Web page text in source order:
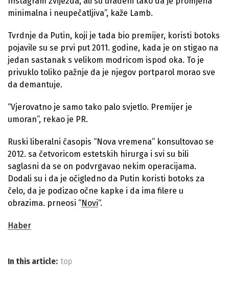
minimalna i neupečatljiva”, kaže Lamb.
Tvrdnje da Putin, koji je tada bio premijer, koristi botoks
pojavile su se prvi put 2011. godine, kada je on stigao na
jedan sastanak s velikom modricom ispod oka. To je
privuklo toliko pažnje da je njegov portparol morao sve
da demantuje.
“Vjerovatno je samo tako palo svjetlo. Premijer je
umoran”, rekao je PR.
Ruski liberalni časopis “Nova vremena” konsultovao se
2012. sa četvoricom estetskih hirurga i svi su bili
saglasni da se on podvrgavao nekim operacijama.
Dodali su i da je očigledno da Putin koristi botoks za
čelo, da je podizao očne kapke i da ima filere u
obrazima. prneosi “Novi“.
Haber
In this article: top